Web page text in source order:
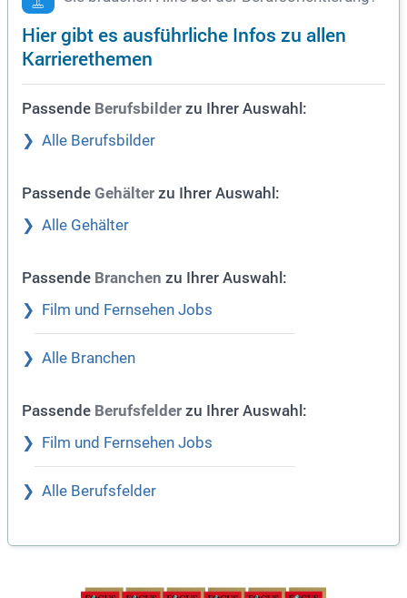
Hier gibt es ausführliche Infos zu allen
Karrierethemen
Passende Berufsbilder zu Ihrer Auswahl:
Alle Berufsbilder
Passende Gehälter zu Ihrer Auswahl:
Alle Gehälter
Passende Branchen zu Ihrer Auswahl:
Film und Fernsehen Jobs
Alle Branchen
Passende Berufsfelder zu Ihrer Auswahl:
Film und Fernsehen Jobs
Alle Berufsfelder